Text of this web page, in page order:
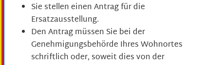
Sie stellen einen Antrag für die
Ersatzausstellung.
Den Antrag müssen Sie bei der
Genehmigungsbehörde Ihres Wohnortes
schriftlich oder, soweit dies von der